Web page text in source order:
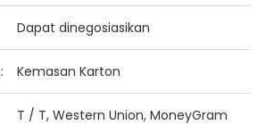
Dapat dinegosiasikan
Kemasan Karton
T / T, Western Union, MoneyGram